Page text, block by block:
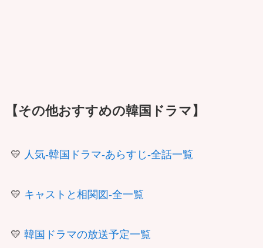
【その他おすすめの韓国ドラマ】
💛 人気-韓国ドラマ-あらすじ-全話一覧
💛 キャストと相関図-全一覧
💛 韓国ドラマの放送予定一覧